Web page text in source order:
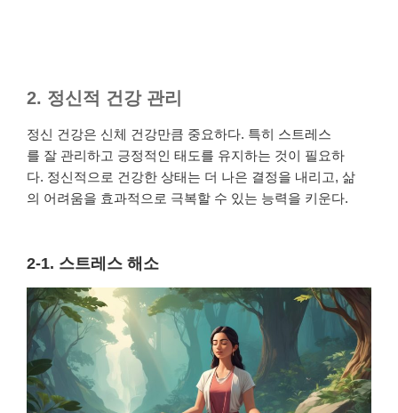
2. 정신적 건강 관리
정신 건강은 신체 건강만큼 중요하다. 특히 스트레스
를 잘 관리하고 긍정적인 태도를 유지하는 것이 필요하
다. 정신적으로 건강한 상태는 더 나은 결정을 내리고, 삶
의 어려움을 효과적으로 극복할 수 있는 능력을 키운다.
2-1. 스트레스 해소